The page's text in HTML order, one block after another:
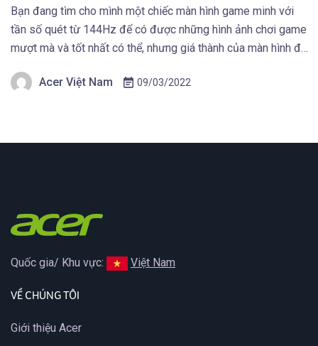
Bạn đang tìm cho mình một chiếc màn hình game minh với
tần số quét từ 144Hz để có được những hình ảnh chơi game
mượt mà và tốt nhất có thể, nhưng giá thành của màn hình đó
đáp ứng được […]
Acer Việt Nam 09/03/2022
Quốc gia/ Khu vực: Việt Nam
VỀ CHÚNG TÔI
Giới thiệu Acer